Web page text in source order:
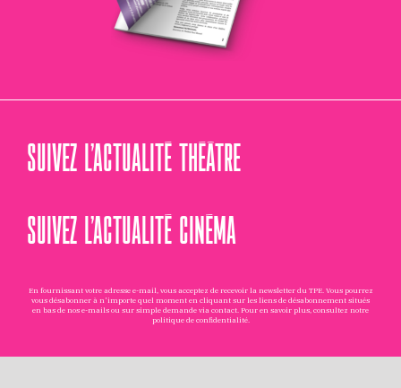
SUIVEZ L’ACTUALITÉ THÉÂTRE
SUIVEZ L’ACTUALITÉ CINÉMA
En fournissant votre adresse e-mail, vous acceptez de recevoir la newsletter du TPE. Vous pourrez
vous désabonner à n'importe quel moment en cliquant sur les liens de désabonnement situés
en bas de nos e-mails ou sur simple demande via contact. Pour en savoir plus, consultez notre
politique de confidentialité.